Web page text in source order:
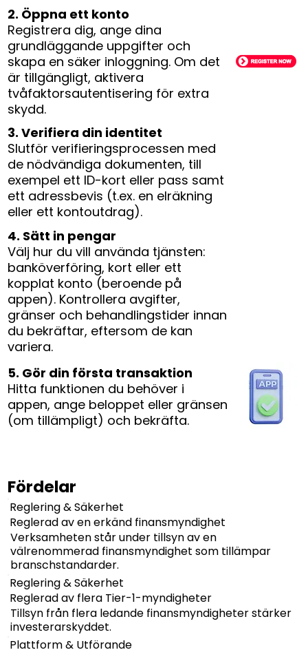
2. Öppna ett konto
Registrera dig, ange dina
grundläggande uppgifter och
skapa en säker inloggning. Om det
är tillgängligt, aktivera
tvåfaktorsautentisering för extra
skydd.
3. Verifiera din identitet
Slutför verifieringsprocessen med
de nödvändiga dokumenten, till
exempel ett ID-kort eller pass samt
ett adressbevis (t.ex. en elräkning
eller ett kontoutdrag).
4. Sätt in pengar
Välj hur du vill använda tjänsten:
banköverföring, kort eller ett
kopplat konto (beroende på
appen). Kontrollera avgifter,
gränser och behandlingstider innan
du bekräftar, eftersom de kan
variera.
5. Gör din första transaktion
Hitta funktionen du behöver i
appen, ange beloppet eller gränsen
(om tillämpligt) och bekräfta.
Fördelar
Reglering & Säkerhet
Reglerad av en erkänd finansmyndighet
Verksamheten står under tillsyn av en
välrenommerad finansmyndighet som tillämpar
branschstandarder.
Reglering & Säkerhet
Reglerad av flera Tier-1-myndigheter
Tillsyn från flera ledande finansmyndigheter stärker
investerarskyddet.
Plattform & Utförande